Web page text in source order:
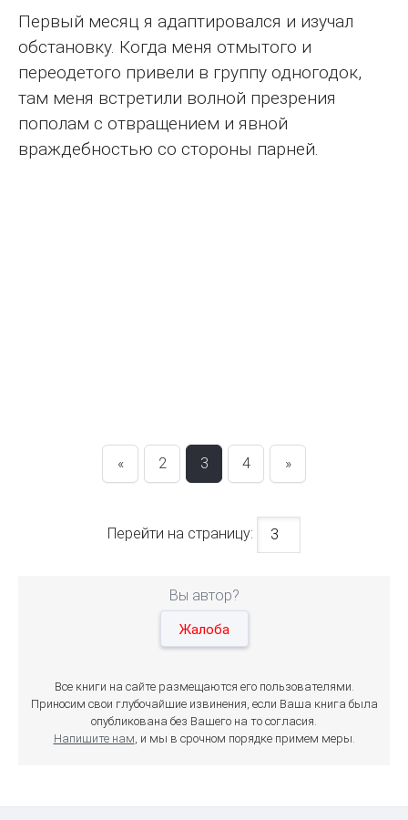
Первый месяц я адаптировался и изучал
обстановку. Когда меня отмытого и
переодетого привели в группу одногодок,
там меня встретили волной презрения
пополам с отвращением и явной
враждебностью со стороны парней.
« 2 3 4 »
Перейти на страницу:
Вы автор?
Жалоба
Все книги на сайте размещаются его пользователями.
Приносим свои глубочайшие извинения, если Ваша книга была
опубликована без Вашего на то согласия.
Напишите нам, и мы в срочном порядке примем меры.